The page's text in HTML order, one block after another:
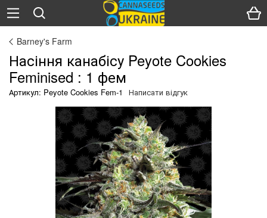
Barney's Farm
Насіння канабісу Peyote Cookies
Feminised : 1 фем
Артикул: Peyote Cookies Fem-1 Написати відгук